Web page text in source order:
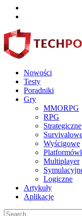
Nowości
Testy
Poradniki
Gry
MMORPG
RPG
Strategiczne
Wyścigowe
Multiplayer
Logiczne
Artykuły
Aplikacje